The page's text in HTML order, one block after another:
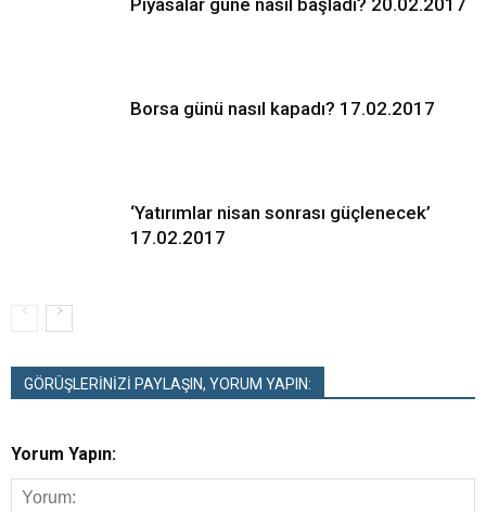
Borsa günü nasıl kapadı? 17.02.2017
‘Yatırımlar nisan sonrası güçlenecek’
17.02.2017
GÖRÜŞLERİNİZİ PAYLAŞIN, YORUM YAPIN:
Yorum Yapın: